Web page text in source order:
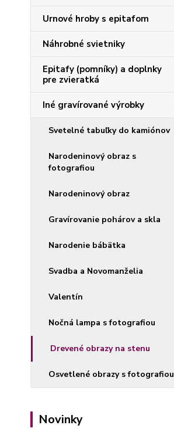
Urnové hroby s epitafom
Náhrobné svietniky
Epitafy (pomníky) a doplnky
pre zvieratká
Iné gravírované výrobky
Svetelné tabuľky do kamiónov
Narodeninový obraz s
fotografiou
Narodeninový obraz
Gravírovanie pohárov a skla
Narodenie bábätka
Svadba a Novomanželia
Valentín
Nočná lampa s fotografiou
Drevené obrazy na stenu
Osvetlené obrazy s fotografiou
Novinky